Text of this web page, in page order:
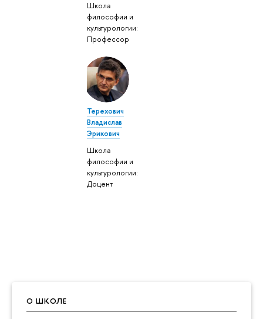
О ШКОЛЕ
Школа
философии и
культурологии:
Профессор
Терехович
Владислав
Эрикович
Школа
философии и
культурологии:
Доцент